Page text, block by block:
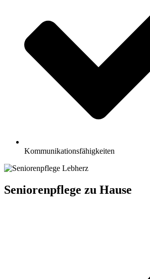
Kommunikationsfähigkeiten
Seniorenpflege zu Hause